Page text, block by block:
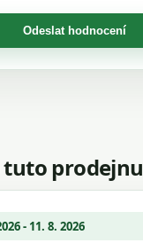
Odeslat hodnocení
prodejnu
- 11. 8. 2026